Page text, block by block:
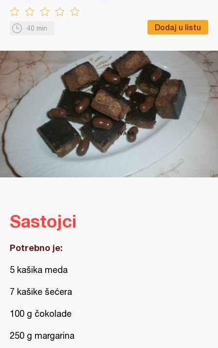
40 min Dodaj u listu
Sastojci
Potrebno je:
5 kašika meda
7 kašike šećera
100 g čokolade
250 g margarina